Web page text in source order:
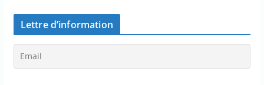
sécurité du quotidien
mercredi, 22 juillet 2026, 12h12:27
0 Commentaire
Lettre d’information